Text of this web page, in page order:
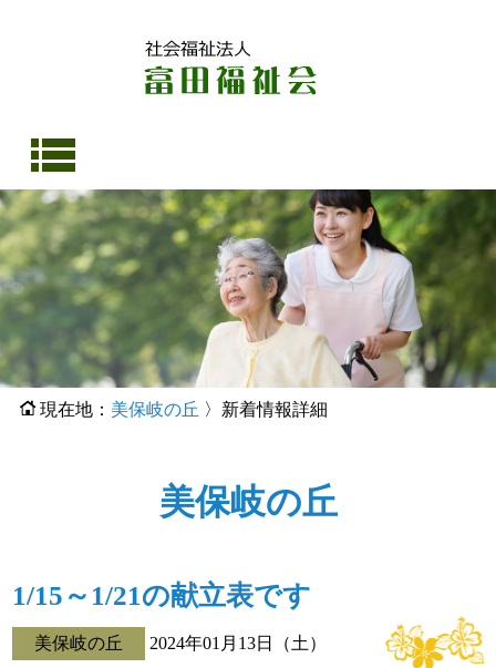
現在地： 美保岐の丘 〉新着情報詳細
美保岐の丘
1/15～1/21の献立表です
美保岐の丘 2024年01月13日（土）